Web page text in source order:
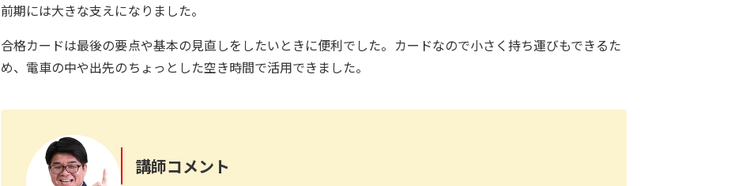
前期には大きな支えになりました。
合格カードは最後の要点や基本の見直しをしたいときに便利でした。カードなので小さく持ち運びもできるた
め、電車の中や出先のちょっとした空き時間で活用できました。
講師コメント